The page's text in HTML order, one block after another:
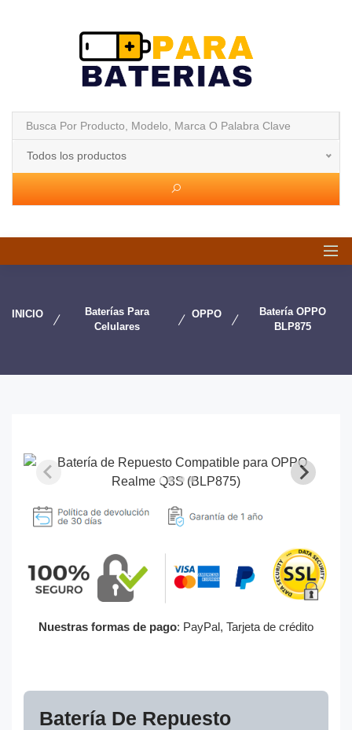
Todos los productos
INICIO
Baterías Para
Celulares
OPPO
Batería OPPO
BLP875
Nuestras formas de pago: PayPal, Tarjeta de crédito
Batería De Repuesto